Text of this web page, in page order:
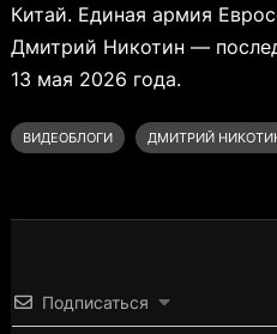
Китай. Единая армия
Дмитрий Никотин —
13 мая 2026 года.
ВИДЕОБЛОГИ ДМИТРИЙ
Подписаться